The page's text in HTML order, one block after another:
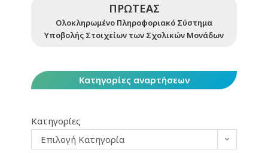
ΠΡΩΤΕΑΣ
Ολοκληρωμένο Πληροφοριακό Σύστημα
Υποβολής Στοιχείων των Σχολικών Μονάδων
Κατηγορίες αναρτήσεων
Κατηγορίες
Επιλογή Κατηγορία